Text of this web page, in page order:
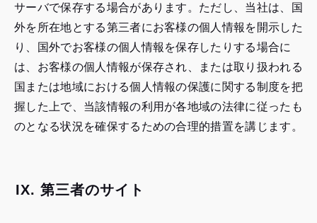
サーバで保存する場合があります。ただし、当社は、国
外を所在地とする第三者にお客様の個人情報を開示した
り、国外でお客様の個人情報を保存したりする場合に
は、お客様の個人情報が保存され、または取り扱われる
国または地域における個人情報の保護に関する制度を把
握した上で、当該情報の利用が各地域の法律に従ったも
のとなる状況を確保するための合理的措置を講じます。
IX. 第三者のサイト